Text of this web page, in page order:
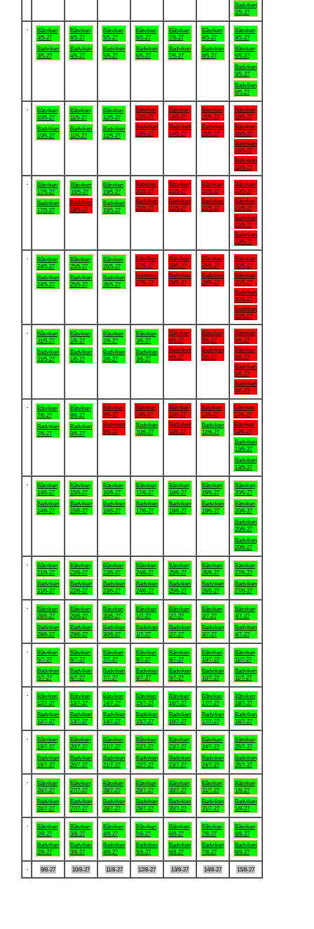
Badviken
2/5-27
Båtviken
3/5-27
Badviken
3/5-27
Båtviken
4/5-27
Badviken
4/5-27
Båtviken
5/5-27
Badviken
5/5-27
Båtviken
6/5-27
Badviken
6/5-27
Båtviken
7/5-27
Badviken
7/5-27
Båtviken
8/5-27
Badviken
8/5-27
Båtviken
9/5-27
Båtviken
9/5-27
Badviken
9/5-27
Badviken
9/5-27
Båtviken
10/5-27
Badviken
10/5-27
Båtviken
11/5-27
Badviken
11/5-27
Båtviken
12/5-27
Badviken
12/5-27
Båtviken
13/5-27
Badviken
13/5-27
Båtviken
14/5-27
Badviken
14/5-27
Båtviken
15/5-27
Badviken
15/5-27
Båtviken
16/5-27
Båtviken
16/5-27
Badviken
16/5-27
Badviken
16/5-27
Båtviken
17/5-27
Badviken
17/5-27
Båtviken
18/5-27
Badviken
18/5-27
Båtviken
19/5-27
Badviken
19/5-27
Båtviken
20/5-27
Badviken
20/5-27
Båtviken
21/5-27
Badviken
21/5-27
Båtviken
22/5-27
Badviken
22/5-27
Båtviken
23/5-27
Båtviken
23/5-27
Badviken
23/5-27
Badviken
23/5-27
Båtviken
24/5-27
Badviken
24/5-27
Båtviken
25/5-27
Badviken
25/5-27
Båtviken
26/5-27
Badviken
26/5-27
Båtviken
27/5-27
Badviken
27/5-27
Båtviken
28/5-27
Badviken
28/5-27
Båtviken
29/5-27
Badviken
29/5-27
Båtviken
30/5-27
Båtviken
30/5-27
Badviken
30/5-27
Badviken
30/5-27
Båtviken
31/5-27
Badviken
31/5-27
Båtviken
1/6-27
Badviken
1/6-27
Båtviken
2/6-27
Badviken
2/6-27
Båtviken
3/6-27
Badviken
3/6-27
Båtviken
4/6-27
Badviken
4/6-27
Båtviken
5/6-27
Badviken
5/6-27
Båtviken
6/6-27
Båtviken
6/6-27
Badviken
6/6-27
Badviken
6/6-27
Båtviken
7/6-27
Badviken
7/6-27
Båtviken
8/6-27
Badviken
8/6-27
Båtviken
9/6-27
Badviken
9/6-27
Båtviken
10/6-27
Badviken
10/6-27
Båtviken
11/6-27
Badviken
11/6-27
Båtviken
12/6-27
Badviken
12/6-27
Båtviken
13/6-27
Båtviken
13/6-27
Badviken
13/6-27
Badviken
13/6-27
Båtviken
14/6-27
Badviken
14/6-27
Båtviken
15/6-27
Badviken
15/6-27
Båtviken
16/6-27
Badviken
16/6-27
Båtviken
17/6-27
Badviken
17/6-27
Båtviken
18/6-27
Badviken
18/6-27
Båtviken
19/6-27
Badviken
19/6-27
Båtviken
20/6-27
Båtviken
20/6-27
Badviken
20/6-27
Badviken
20/6-27
Båtviken
21/6-27
Badviken
21/6-27
Båtviken
22/6-27
Badviken
22/6-27
Båtviken
23/6-27
Badviken
23/6-27
Båtviken
24/6-27
Badviken
24/6-27
Båtviken
25/6-27
Badviken
25/6-27
Båtviken
26/6-27
Badviken
26/6-27
Båtviken
27/6-27
Badviken
27/6-27
Båtviken
28/6-27
Badviken
28/6-27
Båtviken
29/6-27
Badviken
29/6-27
Båtviken
30/6-27
Badviken
30/6-27
Båtviken
1/7-27
Badviken
1/7-27
Båtviken
2/7-27
Badviken
2/7-27
Båtviken
3/7-27
Badviken
3/7-27
Båtviken
4/7-27
Badviken
4/7-27
Båtviken
5/7-27
Badviken
5/7-27
Båtviken
6/7-27
Badviken
6/7-27
Båtviken
7/7-27
Badviken
7/7-27
Båtviken
8/7-27
Badviken
8/7-27
Båtviken
9/7-27
Badviken
9/7-27
Båtviken
10/7-27
Badviken
10/7-27
Båtviken
11/7-27
Badviken
11/7-27
Båtviken
12/7-27
Badviken
12/7-27
Båtviken
13/7-27
Badviken
13/7-27
Båtviken
14/7-27
Badviken
14/7-27
Båtviken
15/7-27
Badviken
15/7-27
Båtviken
16/7-27
Badviken
16/7-27
Båtviken
17/7-27
Badviken
17/7-27
Båtviken
18/7-27
Badviken
18/7-27
Båtviken
19/7-27
Badviken
19/7-27
Båtviken
20/7-27
Badviken
20/7-27
Båtviken
21/7-27
Badviken
21/7-27
Båtviken
22/7-27
Badviken
22/7-27
Båtviken
23/7-27
Badviken
23/7-27
Båtviken
24/7-27
Badviken
24/7-27
Båtviken
25/7-27
Badviken
25/7-27
Båtviken
26/7-27
Badviken
26/7-27
Båtviken
27/7-27
Badviken
27/7-27
Båtviken
28/7-27
Badviken
28/7-27
Båtviken
29/7-27
Badviken
29/7-27
Båtviken
30/7-27
Badviken
30/7-27
Båtviken
31/7-27
Badviken
31/7-27
Båtviken
1/8-27
Badviken
1/8-27
Båtviken
2/8-27
Badviken
2/8-27
Båtviken
3/8-27
Badviken
3/8-27
Båtviken
4/8-27
Badviken
4/8-27
Båtviken
5/8-27
Badviken
5/8-27
Båtviken
6/8-27
Badviken
6/8-27
Båtviken
7/8-27
Badviken
7/8-27
Båtviken
8/8-27
Badviken
8/8-27
9/8-27 10/8-27 11/8-27 12/8-27 13/8-27 14/8-27 15/8-27